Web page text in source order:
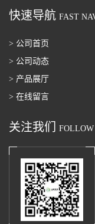
快速导航 FAST
> 公司首页
> 公司动态
> 产品展厅
> 在线留言
关注我们 FOLLOW